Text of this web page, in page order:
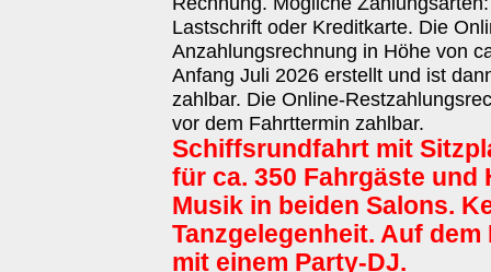
Lastschrift oder Kreditkarte. Die
Anzahlungsrechnung in Höhe von
Anfang Juli 2026 erstellt und ist
zahlbar. Die Online-
vor dem Fahrttermin zahlbar.
Schiffsrundfahrt mit
für ca. 350 Fahrgäste und
Musik in beiden Salons.
Tanzgelegenheit. Auf
mit einem Party-DJ.